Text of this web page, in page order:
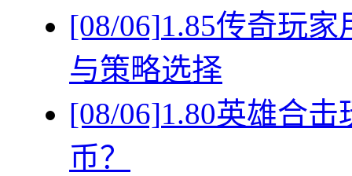
[08/06]1.85传奇玩
与策略选择
[08/06]1.80英雄合
币？